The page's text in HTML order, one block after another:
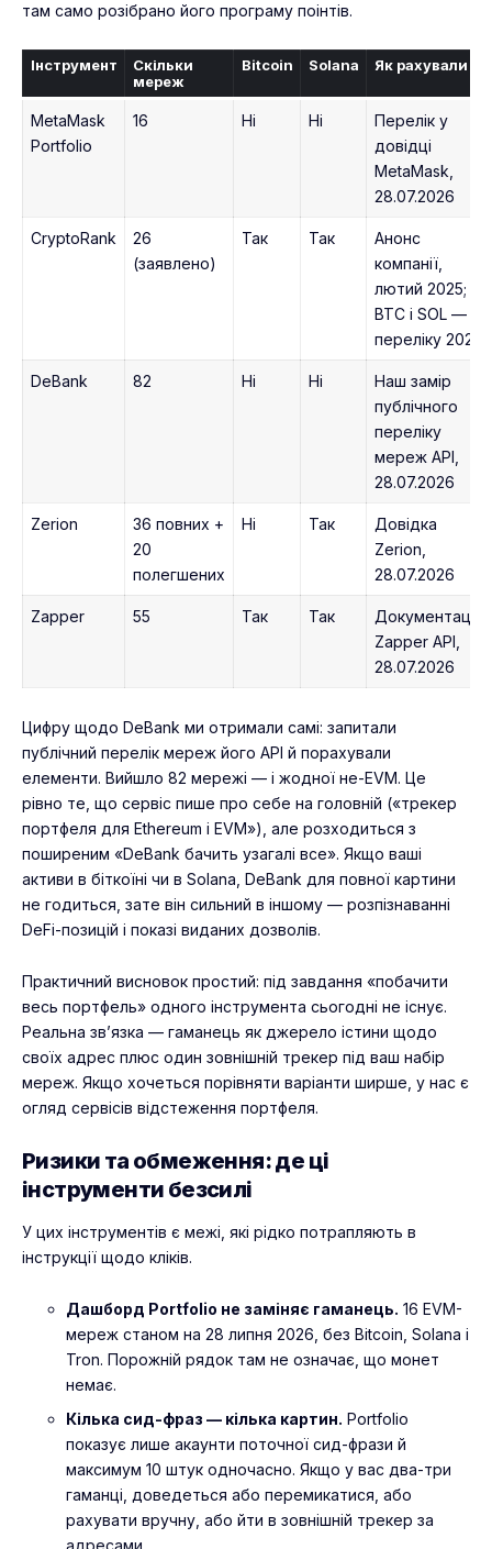
там само розібрано його програму поінтів.
Інструмент
Скільки
мереж
Bitcoin Solana Як рахували
MetaMask
Portfolio
16 Ні Ні
Перелік у
довідці
MetaMask,
28.07.2026
CryptoRank
26
(заявлено)
Так Так
Анонс
компанії,
лютий 2025;
BTC і SOL — з
переліку 2023
DeBank 82 Ні Ні
Наш замір
публічного
переліку
мереж API,
28.07.2026
Zerion
36 повних +
20
полегшених
Ні Так
Довідка
Zerion,
28.07.2026
Zapper 55 Так Так
Документація
Zapper API,
28.07.2026
Цифру щодо DeBank ми отримали самі: запитали
публічний перелік мереж його API й порахували
елементи. Вийшло 82 мережі — і жодної не-EVM. Це
рівно те, що сервіс пише про себе на головній («трекер
портфеля для Ethereum і EVM»), але розходиться з
поширеним «DeBank бачить узагалі все». Якщо ваші
активи в біткоїні чи в Solana, DeBank для повної картини
не годиться, зате він сильний в іншому — розпізнаванні
DeFi-позицій і показі виданих дозволів.
Практичний висновок простий: під завдання «побачити
весь портфель» одного інструмента сьогодні не існує.
Реальна зв’язка — гаманець як джерело істини щодо
своїх адрес плюс один зовнішній трекер під ваш набір
мереж. Якщо хочеться порівняти варіанти ширше, у нас є
огляд сервісів відстеження портфеля.
Ризики та обмеження: де ці
інструменти безсилі
У цих інструментів є межі, які рідко потрапляють в
інструкції щодо кліків.
Дашборд Portfolio не заміняє гаманець. 16 EVM-
мереж станом на 28 липня 2026, без Bitcoin, Solana і
Tron. Порожній рядок там не означає, що монет
немає.
Кілька сид-фраз — кілька картин. Portfolio
показує лише акаунти поточної сид-фрази й
максимум 10 штук одночасно. Якщо у вас два-три
гаманці, доведеться або перемикатися, або
рахувати вручну, або йти в зовнішній трекер за